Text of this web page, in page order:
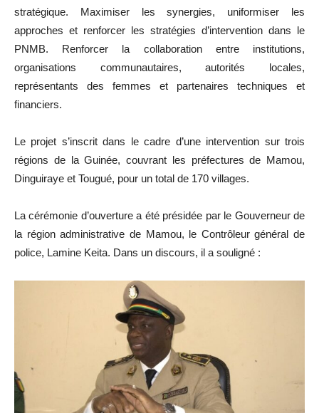
stratégique. Maximiser les synergies, uniformiser les
approches et renforcer les stratégies d’intervention dans le
PNMB. Renforcer la collaboration entre institutions,
organisations communautaires, autorités locales,
représentants des femmes et partenaires techniques et
financiers.
Le projet s’inscrit dans le cadre d’une intervention sur trois
régions de la Guinée, couvrant les préfectures de Mamou,
Dinguiraye et Tougué, pour un total de 170 villages.
La cérémonie d’ouverture a été présidée par le Gouverneur de
la région administrative de Mamou, le Contrôleur général de
police, Lamine Keita. Dans un discours, il a souligné :